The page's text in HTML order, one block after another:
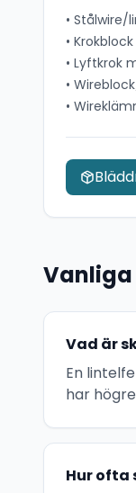
• Stålwire/
• Krokblock
• Lyftkrok
•
•
Vad är
En
har
Hur ofta